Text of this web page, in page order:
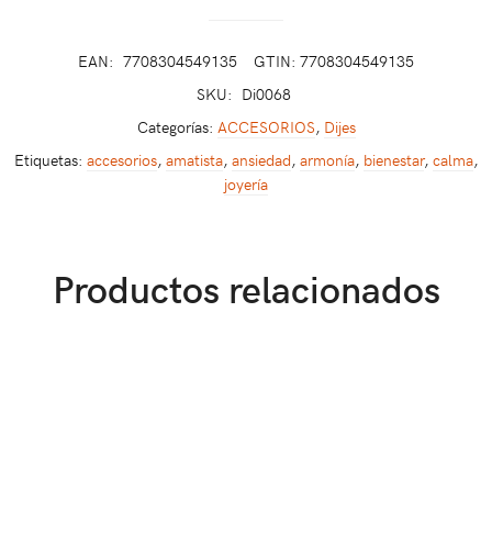
EAN: 7708304549135
GTIN: 7708304549135
SKU: Di0068
Categorías: ACCESORIOS, Dijes
Etiquetas: accesorios, amatista, ansiedad, armonía, bienestar, calma,
joyería
Productos relacionados